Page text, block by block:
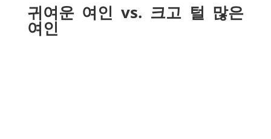
귀여운 여인 vs. 크고 털 많은
여인